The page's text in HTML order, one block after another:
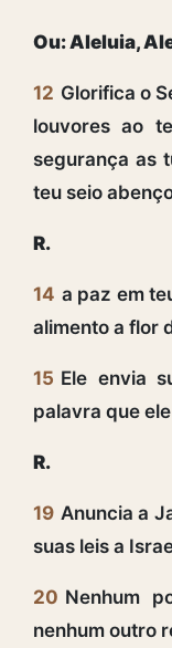
Ou: Aleluia,
12 Glorifica o
louvores ao
segurança as
teu seio
R.
14 a paz em
alimento a flor
15 Ele envia
palavra que
R.
19 Anuncia a
suas leis a
20 Nenhum
nenhum outro